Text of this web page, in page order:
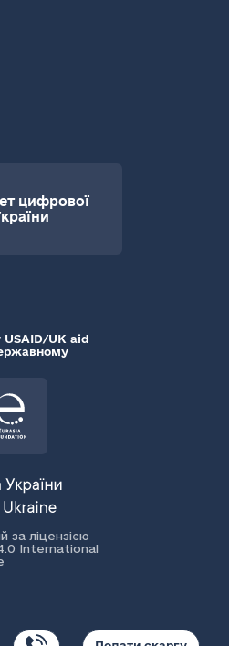
цифрової
USAID/UK aid
за ліцензією
International